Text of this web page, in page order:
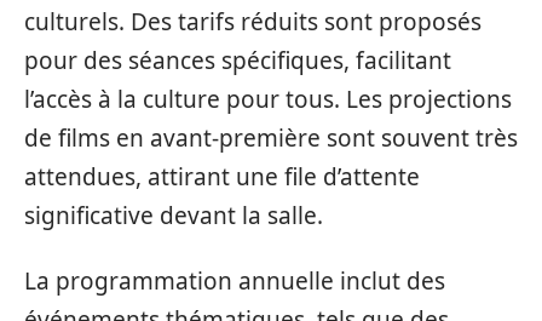
culturels. Des tarifs réduits sont proposés
pour des séances spécifiques, facilitant
l’accès à la culture pour tous. Les projections
de films en avant-première sont souvent très
attendues, attirant une file d’attente
significative devant la salle.
La programmation annuelle inclut des